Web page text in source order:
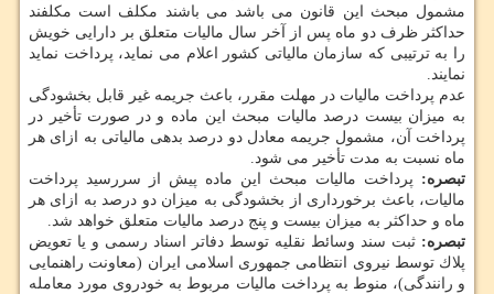
مشمول مبحث این قانون می باشد می باشند مكلف است مكلفند
حداكثر ظرف دو ماه پس از آخر سال مالیات متعلق بر دارایی خویش
را به ترتیبی كه سازمان مالیاتی كشور اعلام می نماید، پرداخت نماید
نمایند.
عدم پرداخت مالیات در مهلت مقرر، باعث جریمه غیر قابل بخشودگی
به میزان بیست درصد مالیات مبحث این ماده و در صورت تأخیر در
پرداخت آن، مشمول جریمه معادل دو درصد بدهی مالیاتی به ازای هر
ماه نسبت به مدت تأخیر می شود.
تبصره: پرداخت مالیات مبحث این ماده پیش از سررسید پرداخت
مالیات، باعث برخورداری از بخشودگی به میزان دو درصد به ازای هر
ماه و حداكثر به میزان بیست و پنج درصد مالیات متعلق خواهد شد.
تبصره: ثبت سند وسائط نقلیه توسط دفاتر اسناد رسمی و یا تعویض
پلاك توسط نیروی انتظامی جمهوری اسلامی ایران (معاونت راهنمایی
و رانندگی)، منوط به پرداخت مالیات مربوط به خودروی مورد معامله